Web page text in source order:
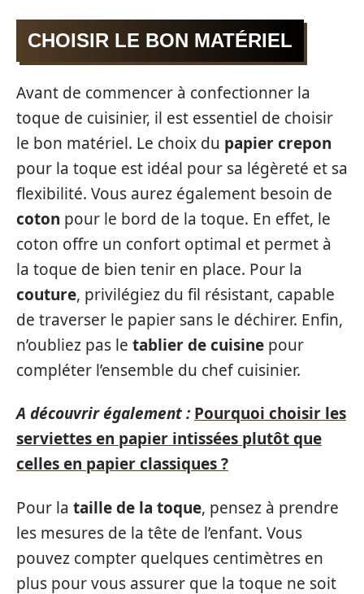
CHOISIR LE BON MATÉRIEL
Avant de commencer à confectionner la
toque de cuisinier, il est essentiel de choisir
le bon matériel. Le choix du papier crepon
pour la toque est idéal pour sa légèreté et sa
flexibilité. Vous aurez également besoin de
coton pour le bord de la toque. En effet, le
coton offre un confort optimal et permet à
la toque de bien tenir en place. Pour la
couture, privilégiez du fil résistant, capable
de traverser le papier sans le déchirer. Enfin,
n’oubliez pas le tablier de cuisine pour
compléter l’ensemble du chef cuisinier.
A découvrir également : Pourquoi choisir les
serviettes en papier intissées plutôt que
celles en papier classiques ?
Pour la taille de la toque, pensez à prendre
les mesures de la tête de l’enfant. Vous
pouvez compter quelques centimètres en
plus pour vous assurer que la toque ne soit